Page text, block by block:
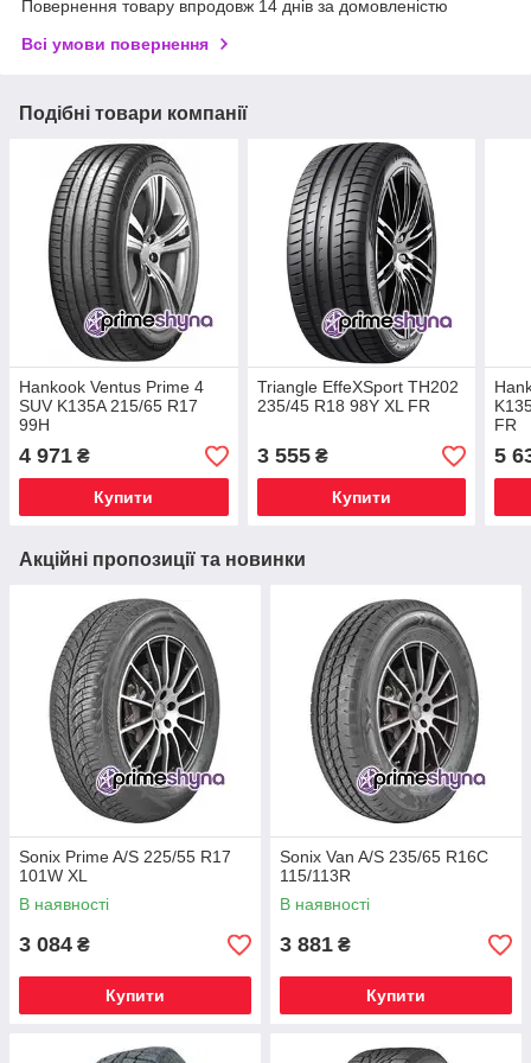
Повернення товару впродовж 14 днів за домовленістю
Всі умови повернення
Подібні товари компанії
Hankook Ventus Prime 4
SUV K135A 215/65 R17
99H
4 971 ₴
Купити
Triangle EffeXSport TH202
235/45 R18 98Y XL FR
3 555₴
Купити
FR
5
Акційні пропозиції та новинки
Sonix Prime A/S 225/55 R17
101W XL
В наявності
3 084 ₴
Купити
Sonix Van A/S 235/65 R16C
115/113R
В наявності
3 881 ₴
Купити